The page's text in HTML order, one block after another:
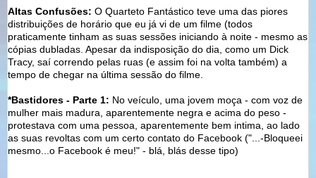
Altas Confusões: O Quarteto Fantástico teve uma das piores
distribuições de horário que eu já vi de um filme (todos
praticamente tinham as suas sessões iniciando à noite - mesmo as
cópias dubladas. Apesar da indisposição do dia, como um Dick
Tracy, saí correndo pelas ruas (e assim foi na volta também) a
tempo de chegar na última sessão do filme.
*Bastidores - Parte 1: No veículo, uma jovem moça - com voz de
mulher mais madura, aparentemente negra e acima do peso -
protestava com uma pessoa, aparentemente bem intima, ao lado
as suas revoltas com um certo contato do Facebook ("...-Bloqueei
mesmo...o Facebook é meu!" - blá, blás desse tipo)